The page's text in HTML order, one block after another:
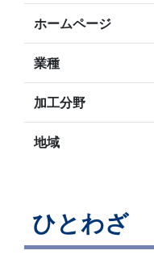
ホームページ
業種
加工分野
地域
ひとわざ